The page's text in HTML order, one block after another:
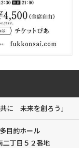
に 未来を創ろう」
目的ホール
丁目５２番地